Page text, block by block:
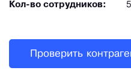
Кол-во сотрудников:
Проверить